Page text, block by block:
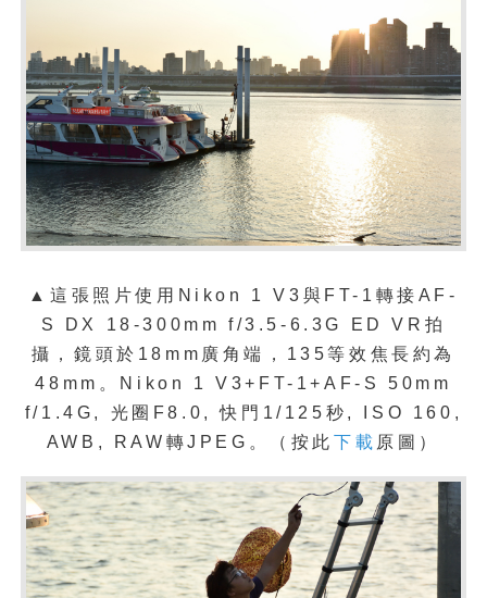
▲這張照片使用 Nikon 1 V3與FT-1轉接AF-
S DX 18-300mm f/3.5-6.3G ED VR拍
攝，鏡頭於18mm廣角端，135等效焦長約為
48mm。Nikon 1 V3+FT-1+AF-S 50mm
f/1.4G, 光圈F8.0, 快門1/125秒, ISO 160,
AWB, RAW轉JPEG。（按此
下載 原圖）